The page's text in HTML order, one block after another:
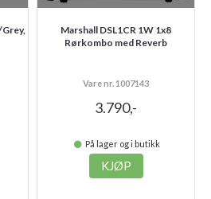
Marshall DSL1CR 1W 1x8
Rørkombo med Reverb
Vare nr. 1007143
3.790,-
På lager og i butikk
KJØP